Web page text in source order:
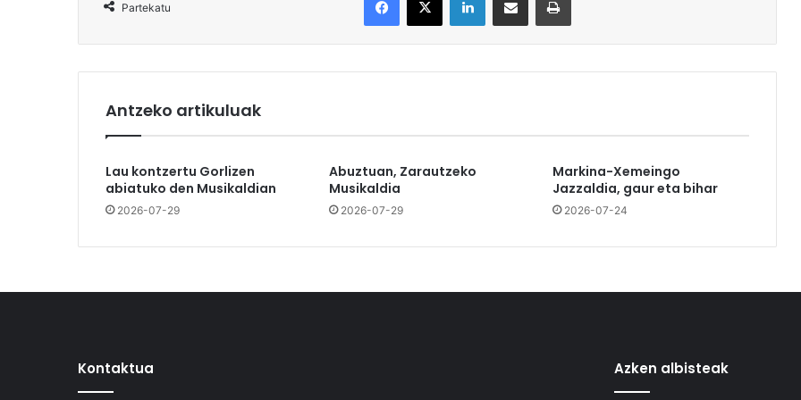
Partekatu
Antzeko artikuluak
Lau kontzertu Gorlizen
abiatuko den Musikaldian
2026-07-29
Abuztuan, Zarautzeko
Musikaldia
2026-07-29
Markina-Xemeingo
Jazzaldia, gaur eta bihar
2026-07-24
Kontaktua Azken albisteak